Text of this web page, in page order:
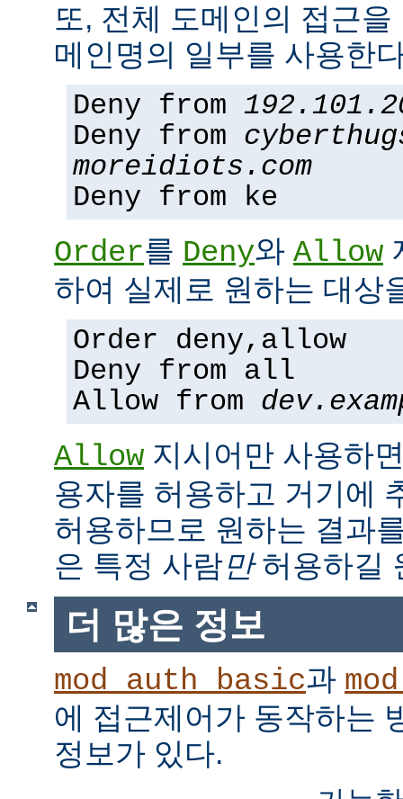
또, 전체 도메인의 접근
메인명의 일부를 사용한
Deny from
Deny from
moreidiots.com
Deny from ke
Order를 Deny와 Allow
하여 실제로 원하는 대상
Order deny,allow
Deny from all
Allow from
Allow 지시어만 사용하
용자를 허용하고 거기에
허용하므로 원하는 결과
은 특정 사람만허용하길
더 많은 정보
mod_auth_basic과
에 접근제어가 동작하는
정보가 있다.